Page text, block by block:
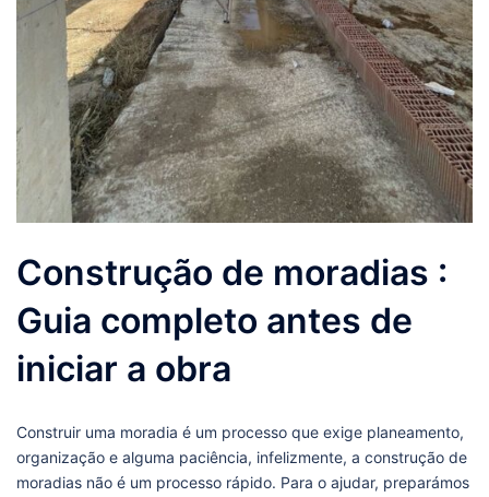
Construção de moradias :
Guia completo antes de
iniciar a obra
Construir uma moradia é um processo que exige planeamento,
organização e alguma paciência, infelizmente, a construção de
moradias não é um processo rápido. Para o ajudar, preparámos